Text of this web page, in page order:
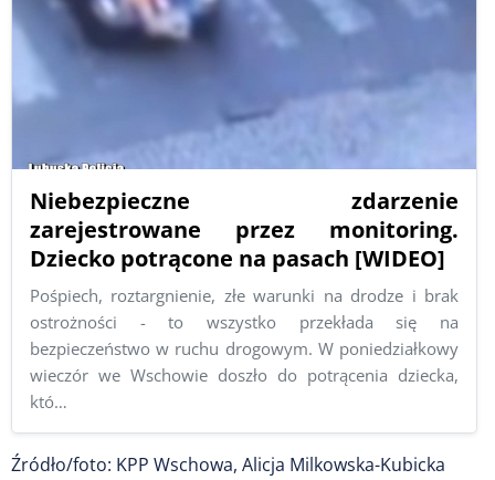
Niebezpieczne zdarzenie
zarejestrowane przez monitoring.
Dziecko potrącone na pasach [WIDEO]
Pośpiech, roztargnienie, złe warunki na drodze i brak
ostrożności - to wszystko przekłada się na
bezpieczeństwo w ruchu drogowym. W poniedziałkowy
wieczór we Wschowie doszło do potrącenia dziecka,
któ…
Źródło/foto: KPP Wschowa, Alicja Milkowska-Kubicka